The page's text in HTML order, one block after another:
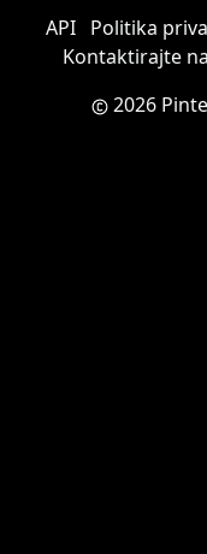
API Politika
Kontaktirajte
2026